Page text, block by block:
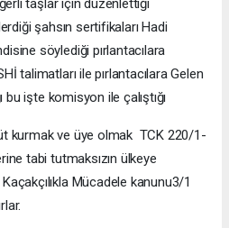
taşlar için düzenlettiği
şahsın sertifikaları Hadi
söylediği pırlantacılara
talimatları ile pırlantacılara Gelen
bu işte komisyon ile çalıştığı
kurmak ve üye olmak TCK 220/1-
tabi tutmaksızın ülkeye
Mücadele kanunu3/1